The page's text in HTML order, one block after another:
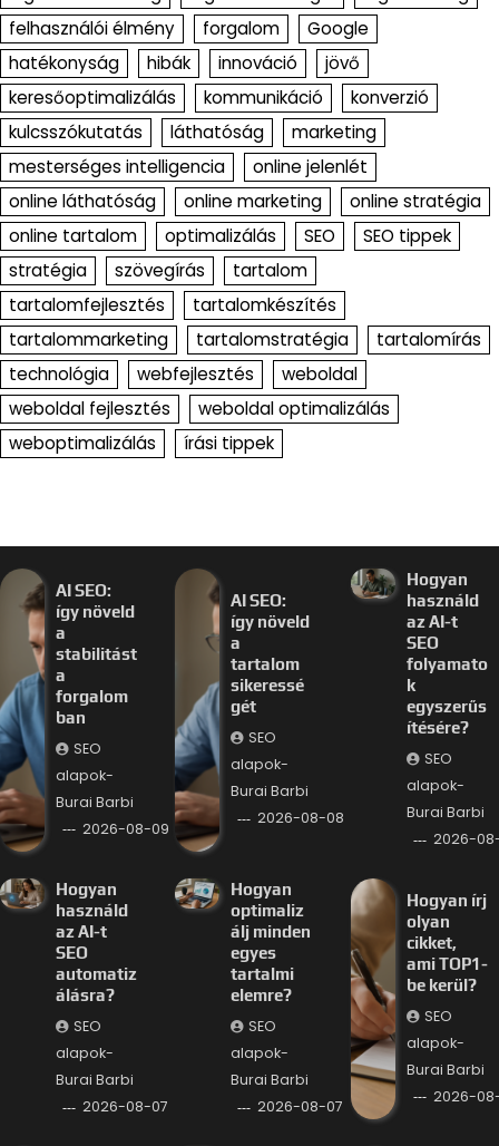
felhasználói élmény
forgalom
Google
hatékonyság
hibák innováció
jövő
keresőoptimalizálás
kommunikáció
konverzió
kulcsszókutatás
láthatóság
marketing
mesterséges intelligencia
online jelenlét
online láthatóság
online marketing
online stratégia
online tartalom
optimalizálás SEO
SEO tippek
stratégia
szövegírás
tartalom
tartalomfejlesztés
tartalomkészítés
tartalommarketing
tartalomstratégia
tartalomírás
technológia
webfejlesztés
weboldal
weboldal fejlesztés
weboldal optimalizálás
weboptimalizálás
írási tippek
AI SEO:
így növeld
a
stabilitást
a
forgalom
ban
SEO
alapok-
Burai Barbi
2026-08-09
AI SEO:
így növeld
a
tartalom
sikeressé
gét
SEO
alapok-
Burai Barbi
2026-08-08
Hogyan
használd
az AI-t
SEO
folyamato
k
egyszerűs
ítésére?
SEO
alapok-
Burai Barbi
2026-
Hogyan
használd
az AI-t
SEO
automatiz
álásra?
SEO
alapok-
Burai Barbi
2026-08-07
Hogyan
optimaliz
álj minden
egyes
tartalmi
elemre?
SEO
alapok-
Burai Barbi
2026-08-07
Hogyan írj
olyan
cikket,
ami TOP1-
be kerül?
SEO
alapok-
Burai Barbi
2026-